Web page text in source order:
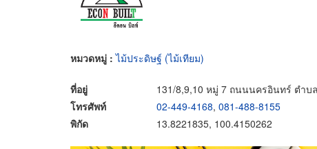
หมวดหมู่ :ไม้ประดิษฐ์ (ไม้เทียม)
ที่อยู่
131/8,9,10 หมู่ 7 ถนนนครอินทร์ ตำบ
โทรศัพท์
02-449-4168, 081-488-8155
พิกัด
13.8221835, 100.4150262